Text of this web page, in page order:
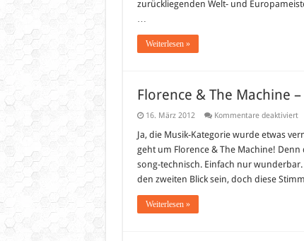
zurückliegenden Welt- und
Weiterlesen »
Florence & The Machine
16. März 2012 Kommentare deaktiviertfür
&
–
Ja, die Musik-Kategorie wurde etwas
geht um Florence & The Machine!
song-technisch. Einfach nur
den zweiten Blick sein, doch diese
Weiterlesen »